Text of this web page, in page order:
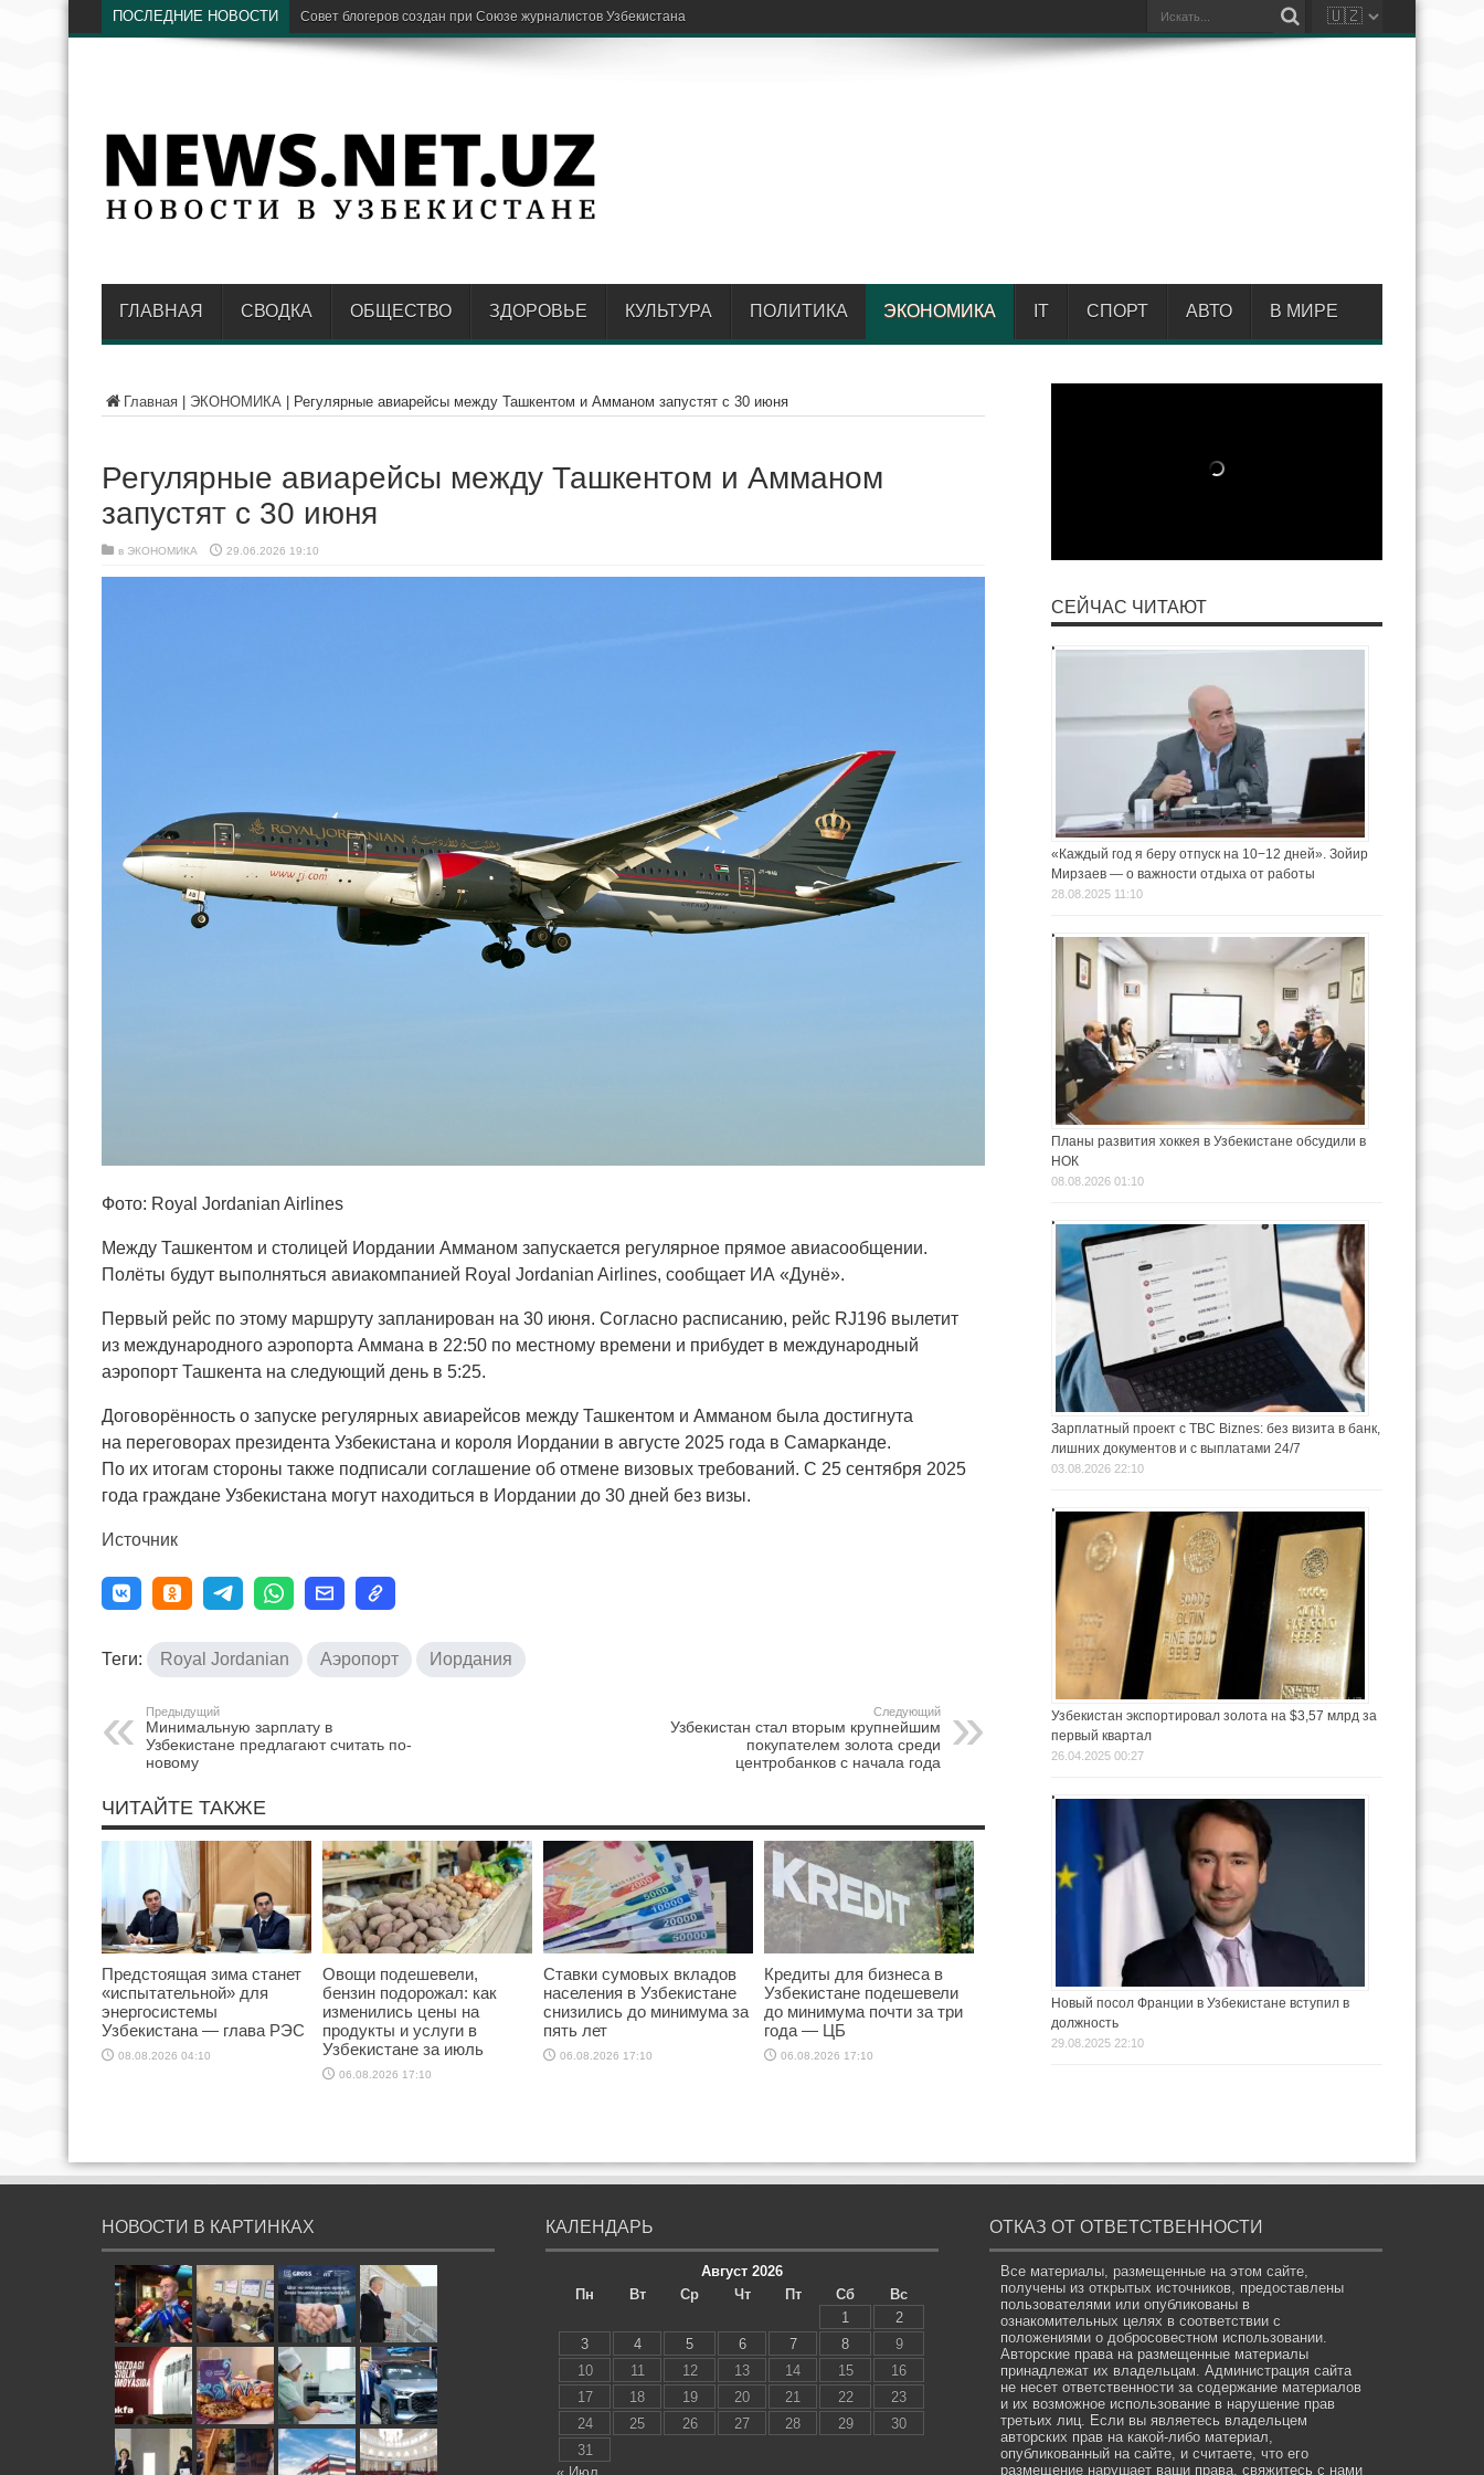
ПОСЛЕДНИЕ НОВОСТИ Предс
ГЛАВНАЯ СВОДКА ОБЩЕСТВО ЗДОРОВЬЕ КУЛЬТУРА ПОЛИТИКА ЭКОНОМИКА IT СПОРТ АВТО В МИРЕ
Главная ЭКОНОМИКА Регулярные авиарейсы между Ташкентом и Амманом запустят с 30 июня
Регулярные авиарейсы между Ташкентом и Амманом
запустят с 30 июня
в ЭКОНОМИКА 29.06.2026 19:10
Фото: Royal Jordanian Airlines
Между Ташкентом и столицей Иордании Амманом запускается регулярное прямое авиасообщении.
Полёты будут выполняться авиакомпанией Royal Jordanian Airlines, сообщает ИА «Дунё».
Первый рейс по этому маршруту запланирован на 30 июня. Согласно расписанию, рейс RJ196 вылетит
из международного аэропорта Аммана в 22:50 по местному времени и прибудет в международный
аэропорт Ташкента на следующий день в 5:25.
Договорённость о запуске регулярных авиарейсов между Ташкентом и Амманом была достигнута
на переговорах президента Узбекистана и короля Иордании в августе 2025 года в Самарканде.
По их итогам стороны также подписали соглашение об отмене визовых требований. С 25 сентября 2025
года граждане Узбекистана могут находиться в Иордании до 30 дней без визы.
Источник
Теги: Royal Jordanian Аэропорт Иордания
Предыдущий
Минимальную зарплату в
Узбекистане предлагают считать по-
новому
Следующий
Узбекистан стал вторым крупнейшим
покупателем золота среди
центробанков с начала года
ЧИТАЙТЕ ТАКЖЕ
Предстоящая зима станет
«испытательной» для
энергосистемы
Узбекистана — глава РЭС
08.08.2026 04:10
Овощи подешевели,
бензин подорожал: как
изменились цены на
продукты и услуги в
Узбекистане за июль
06.08.2026 17:10
Ставки сумовых вкладов
населения в Узбекистане
снизились до минимума за
пять лет
06.08.2026 17:10
Кредиты для бизнеса в
Узбекистане подешевели
до минимума почти за три
года — ЦБ
06.08.2026 17:10
СЕЙЧАС ЧИТАЮТ
«Каждый год я беру отпуск на 10−12 дней». Зойир
Мирзаев — о важности отдыха от работы
28.08.2025 11:10
Планы развития хоккея в Узбекистане обсудили в
НОК
08.08.2026 01:10
Зарплатный проект с TBC Biznes: без визита в банк,
лишних документов и с выплатами 24/7
03.08.2026 22:10
Узбекистан экспортировал золота на $3,57 млрд за
первый квартал
26.04.2025 00:27
Новый посол Франции в Узбекистане вступил в
должность
29.08.2025 22:10
НОВОСТИ В КАРТИНКАХ КАЛЕНДАРЬ
Август 2026
Пн
Вт Ср Чт Пт Сб
Вс
1
2
3
4 5 6 7 8
9
10
11 12 13 14 15
16
17
18 19 20 21 22
23
24
25 26 27 28 29
30
31
ОТКАЗ ОТ ОТВЕТСТВЕННОСТИ
Все материалы, размещенные на этом сайте,
получены из открытых источников, предоставлены
пользователями или опубликованы в
ознакомительных целях в соответствии с
положениями о добросовестном использовании.
Авторские права на размещенные материалы
принадлежат их владельцам. Администрация сайта
не несет ответственности за содержание материалов
и их возможное использование в нарушение прав
третьих лиц. Если вы являетесь владельцем
авторских прав на какой-либо материал,
опубликованный на сайте, и считаете, что его
размещение нарушает ваши права, свяжитесь с нами